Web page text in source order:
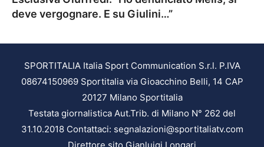
deve vergognare. E su Giulini…”
SPORTITALIA Italia Sport Communication S.r.l. P.IVA
08674150969 Sportitalia via Gioacchino Belli, 14 CAP
20127 Milano Sportitalia
Testata giornalistica Aut.Trib. di Milano N° 262 del
31.10.2018 Contattaci: segnalazioni@sportitaliatv.com